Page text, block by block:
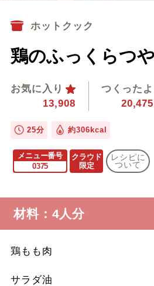
ホットクック
鶏のふっくらつ
お気に入り
13,908
つくったよ
20,475
25分 約306kcal
メニュー番号
0375
クラウド
限定
レシピに
ついて
材料：4人分
鶏もも肉
サラダ油